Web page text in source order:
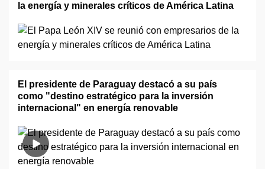
la energía y minerales críticos de América Latina
El presidente de Paraguay destacó a su país
como "destino estratégico para la inversión
internacional" en energía renovable